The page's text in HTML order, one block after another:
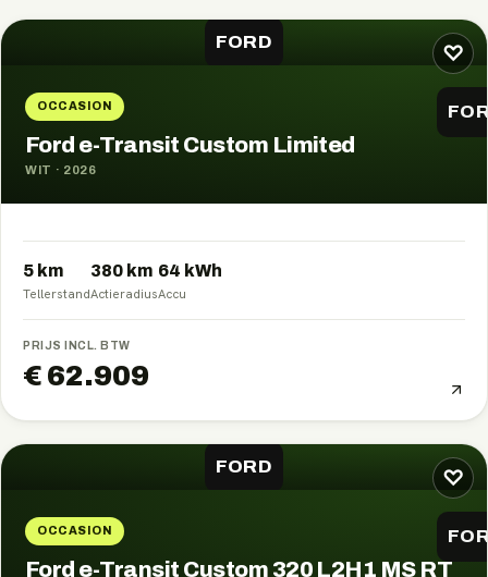
♡
FORD
OCCASION
Ford e-Transit Custom Limited
WIT · 2026
5 km
Tellerstand
380 km
Actieradius
64 kWh
Accu
PRIJS INCL. BTW
€ 62.909
♡
FORD
OCCASION
Ford e-Transit Custom 320 L2H1 MS RT